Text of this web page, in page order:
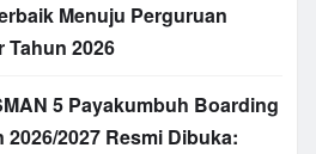
Menuju Perguruan
Tahun 2026
5 Payakumbuh Boarding
2027 Resmi Dibuka: